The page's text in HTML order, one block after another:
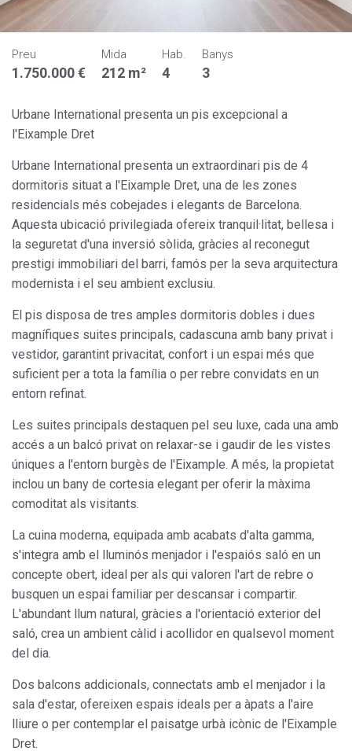
Preu
1.750.000 €
Mida
212 m²
Hab.
4
Banys
3
Urbane International presenta un pis excepcional a
l'Eixample Dret
Urbane International presenta un extraordinari pis de 4
dormitoris situat a l'Eixample Dret, una de les zones
residencials més cobejades i elegants de Barcelona.
Aquesta ubicació privilegiada ofereix tranquil·litat, bellesa i
la seguretat d'una inversió sòlida, gràcies al reconegut
prestigi immobiliari del barri, famós per la seva arquitectura
modernista i el seu ambient exclusiu.
El pis disposa de tres amples dormitoris dobles i dues
magnífiques suites principals, cadascuna amb bany privat i
vestidor, garantint privacitat, confort i un espai més que
suficient per a tota la família o per rebre convidats en un
entorn refinat.
Les suites principals destaquen pel seu luxe, cada una amb
accés a un balcó privat on relaxar-se i gaudir de les vistes
úniques a l'entorn burgès de l'Eixample. A més, la propietat
inclou un bany de cortesia elegant per oferir la màxima
comoditat als visitants.
La cuina moderna, equipada amb acabats d'alta gamma,
s'integra amb el lluminós menjador i l'espaiós saló en un
concepte obert, ideal per als qui valoren l'art de rebre o
busquen un espai familiar per descansar i compartir.
L'abundant llum natural, gràcies a l'orientació exterior del
saló, crea un ambient càlid i acollidor en qualsevol moment
del dia.
Dos balcons addicionals, connectats amb el menjador i la
sala d'estar, ofereixen espais ideals per a àpats a l'aire
lliure o per contemplar el paisatge urbà icònic de l'Eixample
Dret.Modificar cookies